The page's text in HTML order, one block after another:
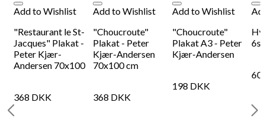
Add to Wishlist
"Restaurant le St-
Jacques" Plakat -
Peter Kjær-
Andersen 70x100
368 DKK
Add to Wishlist
"Choucroute"
Plakat - Peter
Kjær-Andersen
70x100 cm
368 DKK
Add to Wishlist
"Choucroute"
Plakat A3 - Peter
Kjær-Andersen
198 DKK